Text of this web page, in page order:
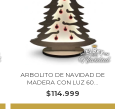
ARBOLITO DE NAVIDAD DE
MADERA CON LUZ 60...
$114.999